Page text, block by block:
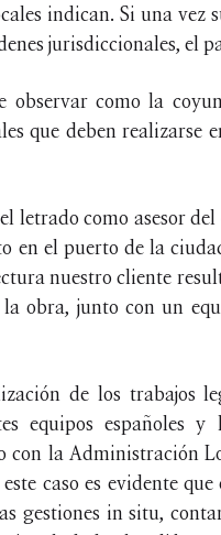
indican. Si una
jurisdiccionales, el
observar como la
que deben realizarse
letrado como asesor
en el puerto de la
nuestro cliente
obra, junto con un
de los trabajos
equipos españoles
la Administración
caso es evidente
gestiones in situ,